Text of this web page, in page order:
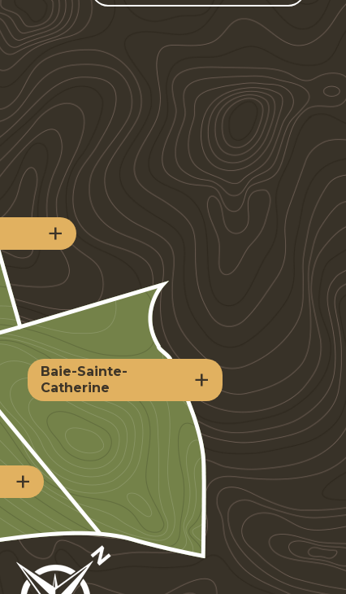
+
Baie-Sainte-
Catherine
+
+